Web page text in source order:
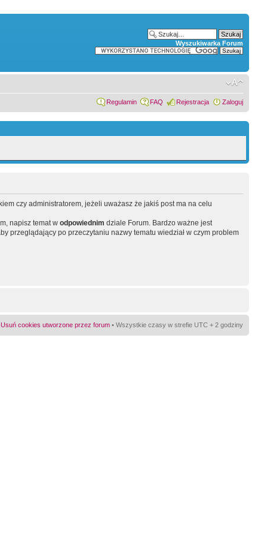
Wyszukiwarka Forum
Regulamin FAQ Rejestracja Zaloguj
czy administratorem, jeżeli uważasz że jakiś post ma na celu
napisz temat w odpowiednim dziale Forum. Bardzo ważne jest
przeglądający po przeczytaniu nazwy tematu wiedział w czym problem
Usuń cookies utworzone przez forum • Wszystkie czasy w strefie UTC + 2 godziny